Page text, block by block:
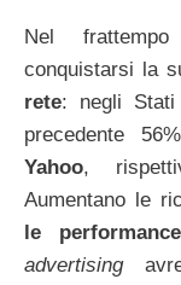
Nel
conquistarsi la
rete: negli
precedente
Yahoo,
Aumentano le
le
advertising